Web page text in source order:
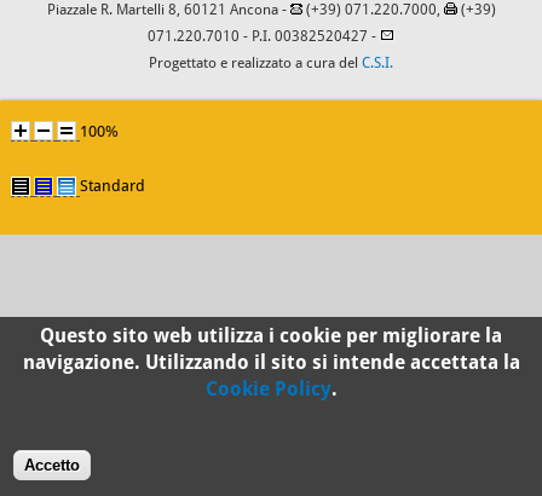
Piazzale R. Martelli 8, 60121 Ancona - (+39) 071.220.7000,
(+39)
071.220.7010 - P.I. 00382520427 -
Progettato e realizzato a cura del C.S.I.
100%
Standard
Questo sito web utilizza i cookie per migliorare la
navigazione. Utilizzando il sito si intende accettata la
Cookie Policy.
Accetto